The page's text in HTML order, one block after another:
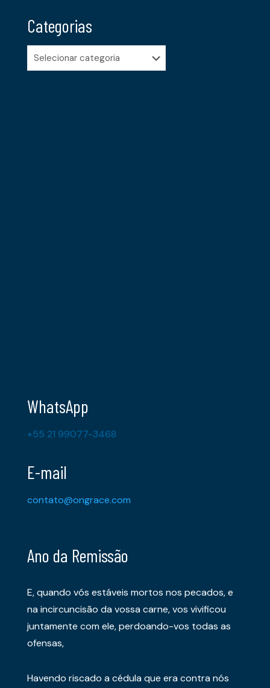
Categorias
Categorias
WhatsApp
+55 21 99077-3468
E-mail
contato@ongrace.com
Ano da Remissão
E, quando vós estáveis mortos nos pecados, e
na incircuncisão da vossa carne, vos vivificou
juntamente com ele, perdoando-vos todas as
ofensas,
Havendo riscado a cédula que era contra nós